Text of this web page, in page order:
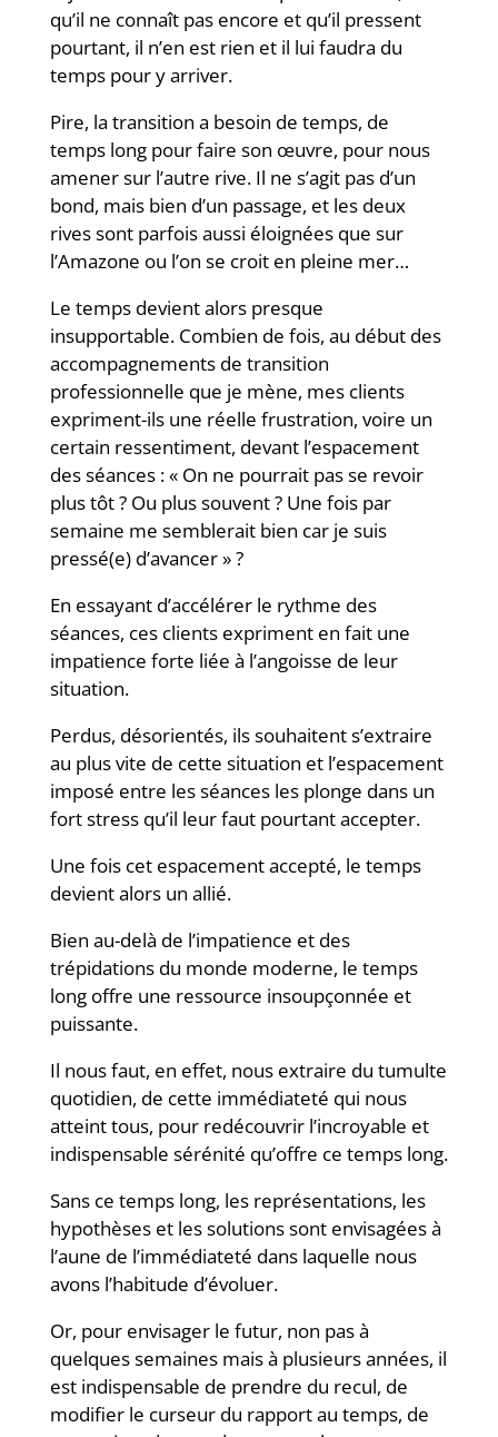
qu’il ne connaît pas encore et qu’il pressent
pourtant, il n’en est rien et il lui faudra du
temps pour y arriver.
Pire, la transition a besoin de temps, de
temps long pour faire son œuvre, pour nous
amener sur l’autre rive. Il ne s’agit pas d’un
bond, mais bien d’un passage, et les deux
rives sont parfois aussi éloignées que sur
l’Amazone ou l’on se croit en pleine mer…
Le temps devient alors presque
insupportable. Combien de fois, au début des
accompagnements de transition
professionnelle que je mène, mes clients
expriment-ils une réelle frustration, voire un
certain ressentiment, devant l’espacement
des séances : « On ne pourrait pas se revoir
plus tôt ? Ou plus souvent ? Une fois par
semaine me semblerait bien car je suis
pressé(e) d’avancer » ?
En essayant d’accélérer le rythme des
séances, ces clients expriment en fait une
impatience forte liée à l’angoisse de leur
situation.
Perdus, désorientés, ils souhaitent s’extraire
au plus vite de cette situation et l’espacement
imposé entre les séances les plonge dans un
fort stress qu’il leur faut pourtant accepter.
Une fois cet espacement accepté, le temps
devient alors un allié.
Bien au-delà de l’impatience et des
trépidations du monde moderne, le temps
long offre une ressource insoupçonnée et
puissante.
Il nous faut, en effet, nous extraire du tumulte
quotidien, de cette immédiateté qui nous
atteint tous, pour redécouvrir l’incroyable et
indispensable sérénité qu’offre ce temps long.
Sans ce temps long, les représentations, les
hypothèses et les solutions sont envisagées à
l’aune de l’immédiateté dans laquelle nous
avons l’habitude d’évoluer.
Or, pour envisager le futur, non pas à
quelques semaines mais à plusieurs années, il
est indispensable de prendre du recul, de
modifier le curseur du rapport au temps, de